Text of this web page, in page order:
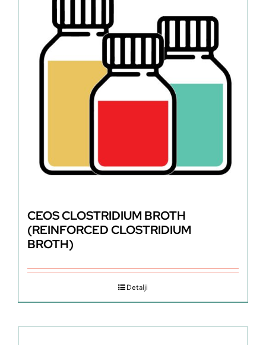
CEOS CLOSTRIDIUM BROTH
(REINFORCED CLOSTRIDIUM
BROTH)
Detalji